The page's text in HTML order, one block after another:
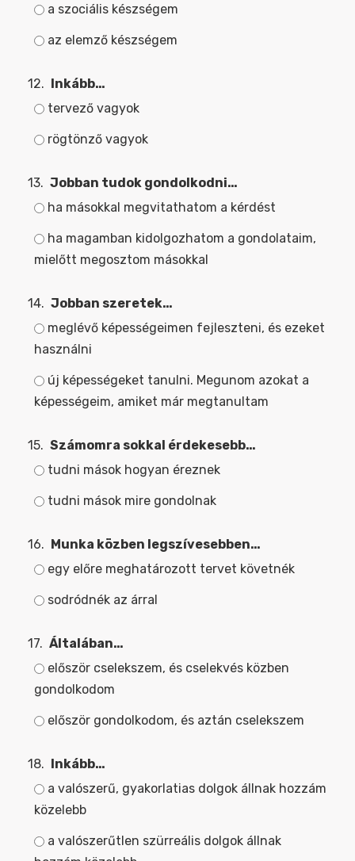
a szociális készségem
az elemző készségem
12.
Inkább…
tervező vagyok
rögtönző vagyok
13. Jobban tudok gondolkodni…
ha másokkal megvitathatom a kérdést
ha magamban kidolgozhatom a gondolataim,
mielőtt megosztom másokkal
14. Jobban szeretek…
meglévő képességeimen fejleszteni, és ezeket
használni
új képességeket tanulni. Megunom azokat a
képességeim, amiket már megtanultam
15. Számomra sokkal érdekesebb…
tudni mások hogyan éreznek
tudni mások mire gondolnak
16.
Munka közben legszívesebben…
egy előre meghatározott tervet követnék
sodródnék az árral
17. Általában…
először cselekszem, és cselekvés közben
gondolkodom
először gondolkodom, és aztán cselekszem
18.
Inkább…
a valószerű, gyakorlatias dolgok állnak hozzám
közelebb
a valószerűtlen szürreális dolgok állnak